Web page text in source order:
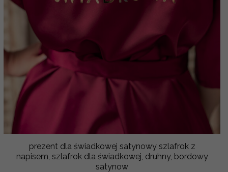
prezent dla świadkowej satynowy szlafrok z
napisem, szlafrok dla świadkowej, druhny, bordowy
satynow